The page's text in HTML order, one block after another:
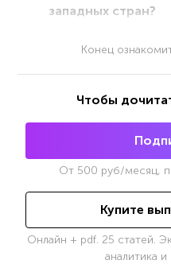
западных стран?
Конец
Чтобы
От 500 руб/месяц,
Купите
Онлайн + pdf. 25 статей.
аналитика